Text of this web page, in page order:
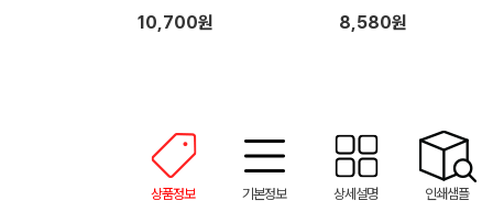
10,700원 8,580원
상품정보 기본정보 상세설명 인쇄샘플